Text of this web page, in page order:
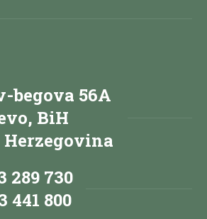
begova 56A
BiH
289 730
441 800